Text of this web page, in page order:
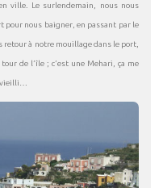
ville. Le surlendemain, nous nous
pour nous baigner, en passant par le
retour à notre mouillage dans le port,
de l’île ; c’est une Mehari, ça me